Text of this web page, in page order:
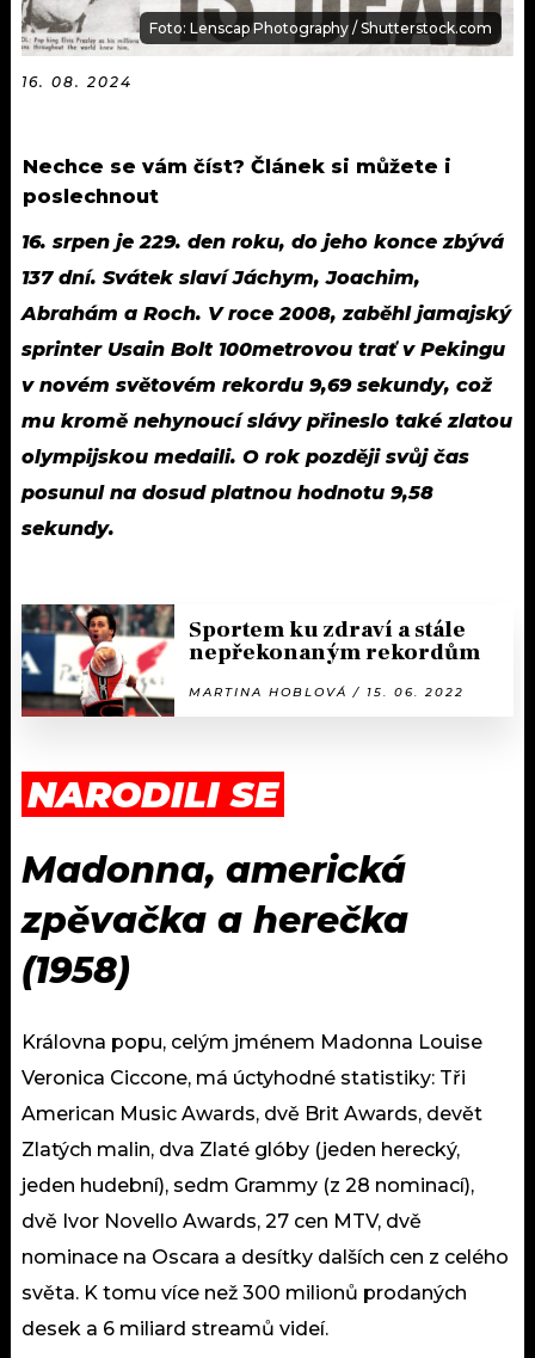
MIX
OSTATNÍ
Foto: Lenscap Photography / Shutterstock.com
16. 08. 2024
Nechce se vám číst? Článek si můžete i
poslechnout
16. srpen je 229. den roku, do jeho konce zbývá
137 dní. Svátek slaví Jáchym, Joachim,
Abrahám a Roch. V roce 2008, zaběhl jamajský
sprinter Usain Bolt 100metrovou trať v Pekingu
v novém světovém rekordu 9,69 sekundy, což
mu kromě nehynoucí slávy přineslo také zlatou
olympijskou medaili. O rok později svůj čas
posunul na dosud platnou hodnotu 9,58
sekundy.
Sportem ku zdraví a stále
nepřekonaným rekordům
MARTINA HOBLOVÁ / 15. 06. 2022
NARODILI SE
Madonna, americká
zpěvačka a herečka
(1958)
Královna popu, celým jménem Madonna Louise
Veronica Ciccone, má úctyhodné statistiky: Tři
American Music Awards, dvě Brit Awards, devět
Zlatých malin, dva Zlaté glóby (jeden herecký,
jeden hudební), sedm Grammy (z 28 nominací),
dvě Ivor Novello Awards, 27 cen MTV, dvě
nominace na Oscara a desítky dalších cen z celého
světa. K tomu více než 300 milionů prodaných
desek a 6 miliard streamů videí.